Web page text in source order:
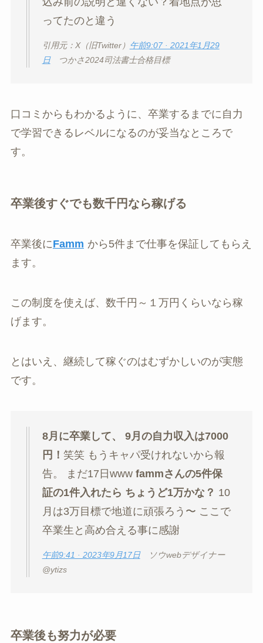
ってたのと違う
引用元：X（旧Twitter） 午前9:07 · 2021年1月29
日つかさ2024司法書士合格目標
口コミからもわかるように、卒業するまでに自力
で学習できるレベルになるのが妥当なところで
す。
卒業後すぐでも数千円なら稼げる
卒業後にFamm から5件まで仕事を保証してもらえ
ます。
この制度を使えば、数千円～１万円くらいなら稼
げます。
とはいえ、継続して稼ぐのはむずかしいのが実態
です。
8月に卒業して、 9月の自力収入は7000
円！ 笑笑 もうキャパ受けれないから報
告。 まだ17日www fammさんの5件保
証の1件入れたら ちょうど1万かな？ 10
月は3万目標で地道に頑張ろう〜 ここで
卒業生と高め合える事に感謝
午前9:41 · 2023年9月17日ソウwebデザイナー
@ytizs
卒業後も努力が必要